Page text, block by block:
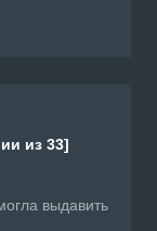
из 33]
выдавить